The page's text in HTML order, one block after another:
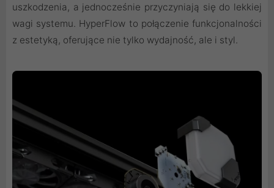
uszkodzenia, a jednocześnie przyczyniają się do lekkiej
wagi systemu. HyperFlow to połączenie funkcjonalności
z estetyką, oferujące nie tylko wydajność, ale i styl.